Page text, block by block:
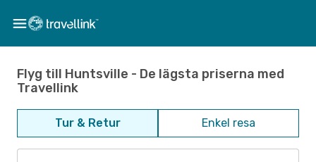
Flyg till Huntsville - De lägsta priserna med
Travellink
Tur & Retur Enkel resa